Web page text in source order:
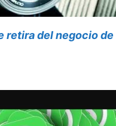
retira del negocio de